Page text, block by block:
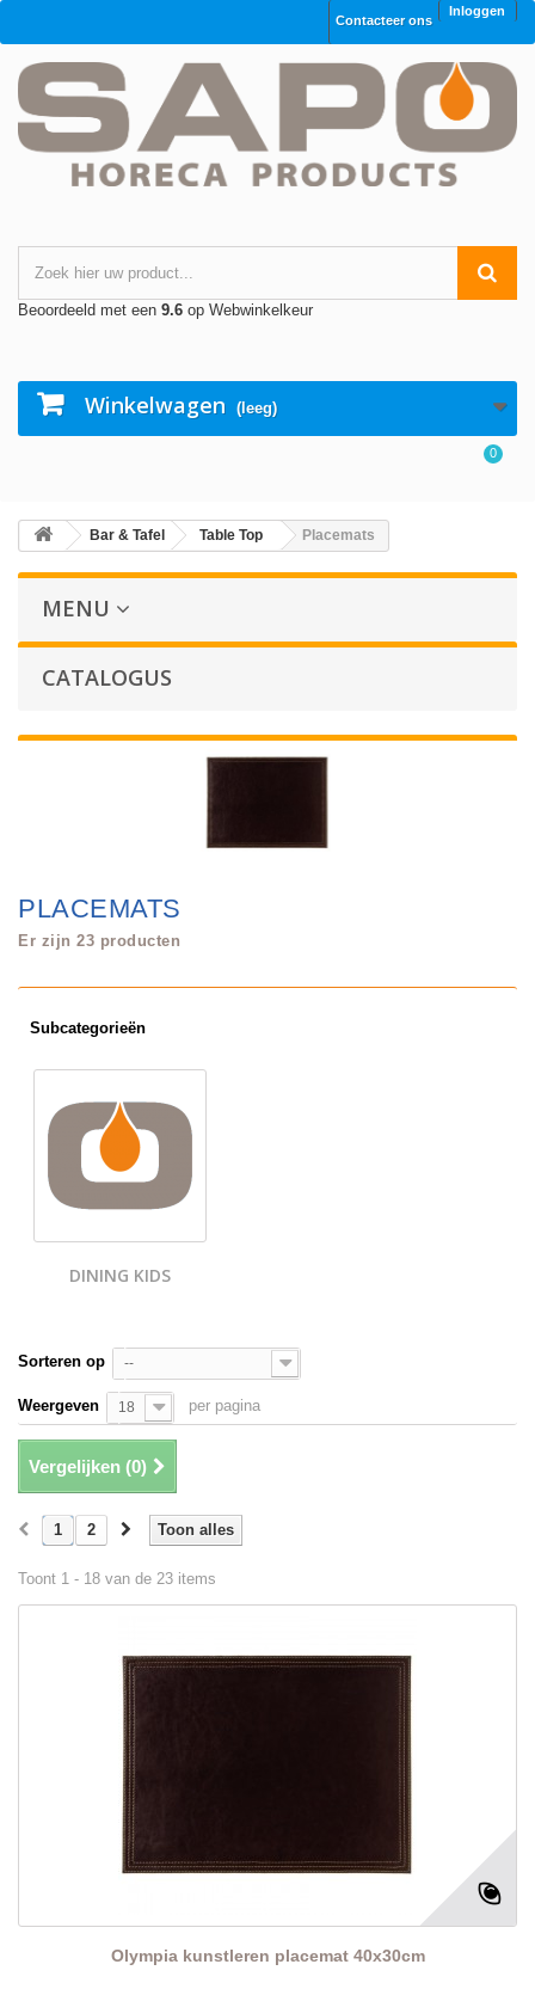
Inloggen
Contacteer ons
Beoordeeld met een 9.6 op Webwinkelkeur
Winkelwagen (leeg)
0
Bar & Tafel Table Top Placemats
MENU
CATALOGUS
PLACEMATS
Er zijn 23 producten
Subcategorieën
DINING KIDS
Sorteren op --
Weergeven 18 per pagina
Vergelijken (0)
Toon alles
1 2
Toont 1 - 18 van de 23 items
Olympia kunstleren placemat 40x30cm